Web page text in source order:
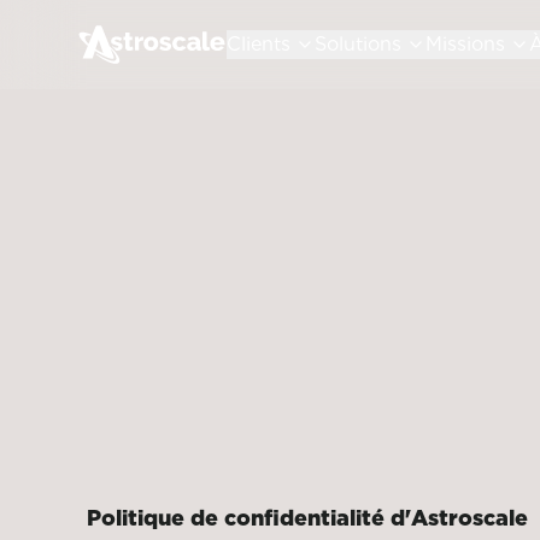
Politique de confidentialité d'Astroscale